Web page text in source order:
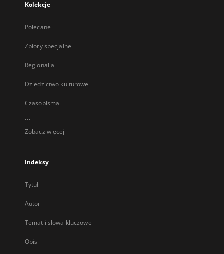
Kolekcje
Polecane
Zbiory specjalne
Regionalia
Dziedzictwo kulturowe
Czasopisma
...
Zobacz więcej
Indeksy
Tytuł
Autor
Temat i słowa kluczowe
Opis